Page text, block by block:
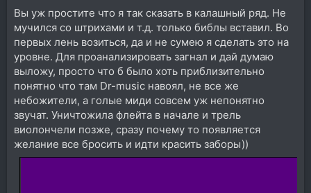
Вы уж простите что я так сказать в калашный ряд. Не
мучился со штрихами и т.д. только библы вставил. Во
первых лень возиться, да и не сумею я сделать это на
уровне. Для проанализировать загнал и дай думаю
выложу, просто что б было хоть приблизительно
понятно что там Dr-music навоял, не все же
небожители, а голые миди совсем уж непонятно
звучат. Уничтожила флейта в начале и трель
виолончели позже, сразу почему то появляется
желание все бросить и идти красить заборы))